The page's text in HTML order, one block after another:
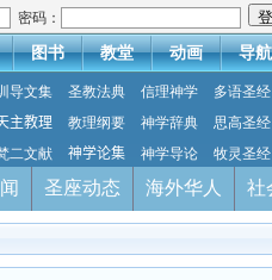
密码：
图书 教堂 动画 导航
导文集 圣教法典 信理神学
多语圣经
主教理
教理纲要 神学辞典
思高圣经
二文献
神学论集 神学导论 牧灵圣经
圣座动态 海外华人 社